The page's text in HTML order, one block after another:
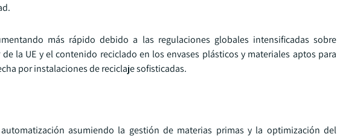
más rápido debido a las regulaciones globales intensificadas sobre
la UE y el contenido reciclado en los envases plásticos y materiales aptos para
por instalaciones de reciclaje sofisticadas.
asumiendo la gestión de materias primas y la optimización del